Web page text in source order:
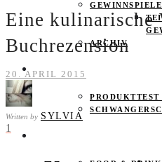
GEWINNSPIELE
ARCHIV
SPAREN
PRODUKTTEST
Eine kulinarische
Buchrezension
20. APRIL 2015
Written by SYLVIA
1